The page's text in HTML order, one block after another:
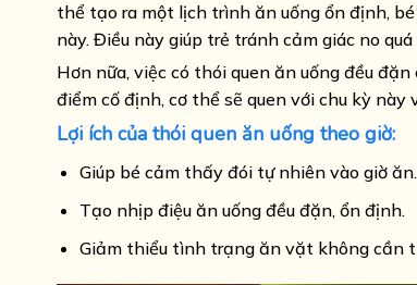
thể tạo ra một lịch trình ăn uống ổn định,
này. Điều này giúp trẻ tránh cảm giác no
Hơn nữa, việc có thói quen ăn uống đều
điểm cố định, cơ thể sẽ quen với chu kỳ
Lợi ích của thói quen ăn uống theo giờ:
Giúp bé cảm thấy đói tự nhiên vào giờ ăn.
Tạo nhịp điệu ăn uống đều đặn, ổn định.
Giảm thiểu tình trạng ăn vặt không cần